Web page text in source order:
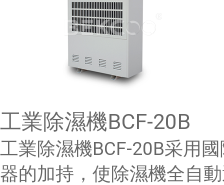
工業除濕機BCF-20B
工業除濕機BCF-20B采用
器的加持，使除濕機全自